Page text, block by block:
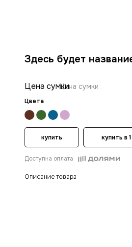
Описание товара
Цена сумки
Цена сумки
Цвета
Здесь будет
купить купить в
Доступна оплата